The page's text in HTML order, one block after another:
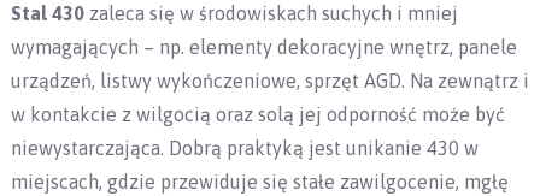
Stal 430zaleca się w środowiskach suchych i mniej
wymagających – np. elementy dekoracyjne wnętrz, panele
urządzeń, listwy wykończeniowe, sprzęt AGD. Na zewnątrz i
w kontakcie z wilgocią oraz solą jej odporność może być
niewystarczająca. Dobrą praktyką jest unikanie 430 w
miejscach, gdzie przewiduje się stałe zawilgocenie, mgłę